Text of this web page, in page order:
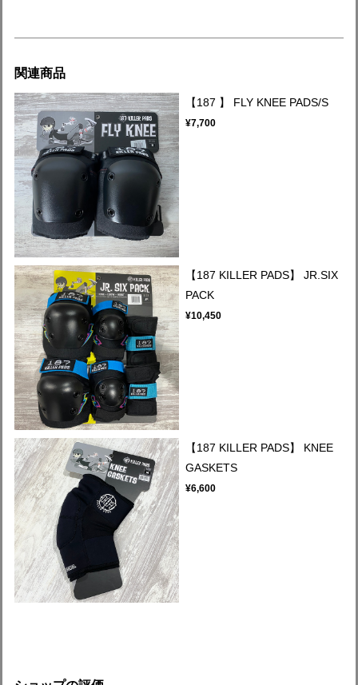
関連商品
【187 】 FLY KNEE PADS/S
¥7,700
【187 KILLER PADS】 JR.SIX
PACK
¥10,450
【187 KILLER PADS】 KNEE
GASKETS
¥6,600